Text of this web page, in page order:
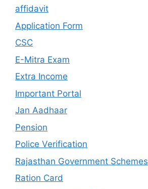
affidavit
Application Form
CSC
E-Mitra Exam
Extra Income
Important Portal
Jan Aadhaar
Pension
Police Verification
Rajasthan Government Schemes
Ration Card